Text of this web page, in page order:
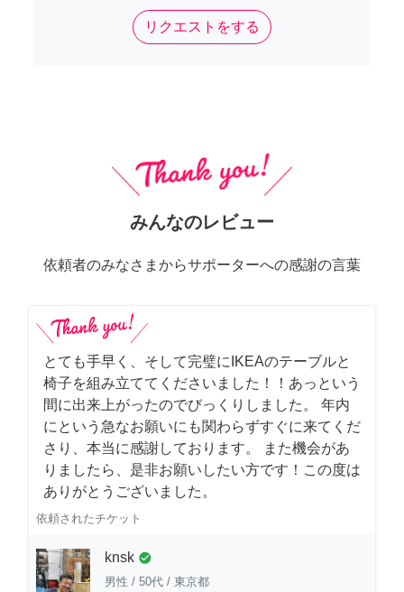
リクエストをする
みんなのレビュー
依頼者のみなさまからサポーターへの感謝の言葉
とても手早く、そして完璧にIKEAのテーブルと
椅子を組み立ててくださいました！！あっという
間に出来上がったのでびっくりしました。 年内
にという急なお願いにも関わらずすぐに来てくだ
さり、本当に感謝しております。 また機会があ
りましたら、是非お願いしたい方です！この度は
ありがとうございました。
依頼されたチケット
knsk check_circle
男性 / 50代 / 東京都